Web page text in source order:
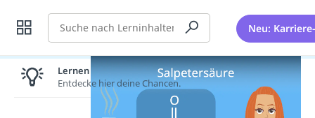
Suche Neu:
Lernen lohnt sich!
Entdecke hier deine Chancen.